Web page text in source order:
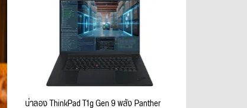
น่าลอง ThinkPad T1g Gen 9 พลัง Panther